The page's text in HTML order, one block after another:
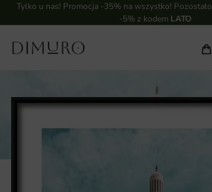
Tylko u nas! Promocja -35% na wszystko! Pozostało
-5% z kodem LATO